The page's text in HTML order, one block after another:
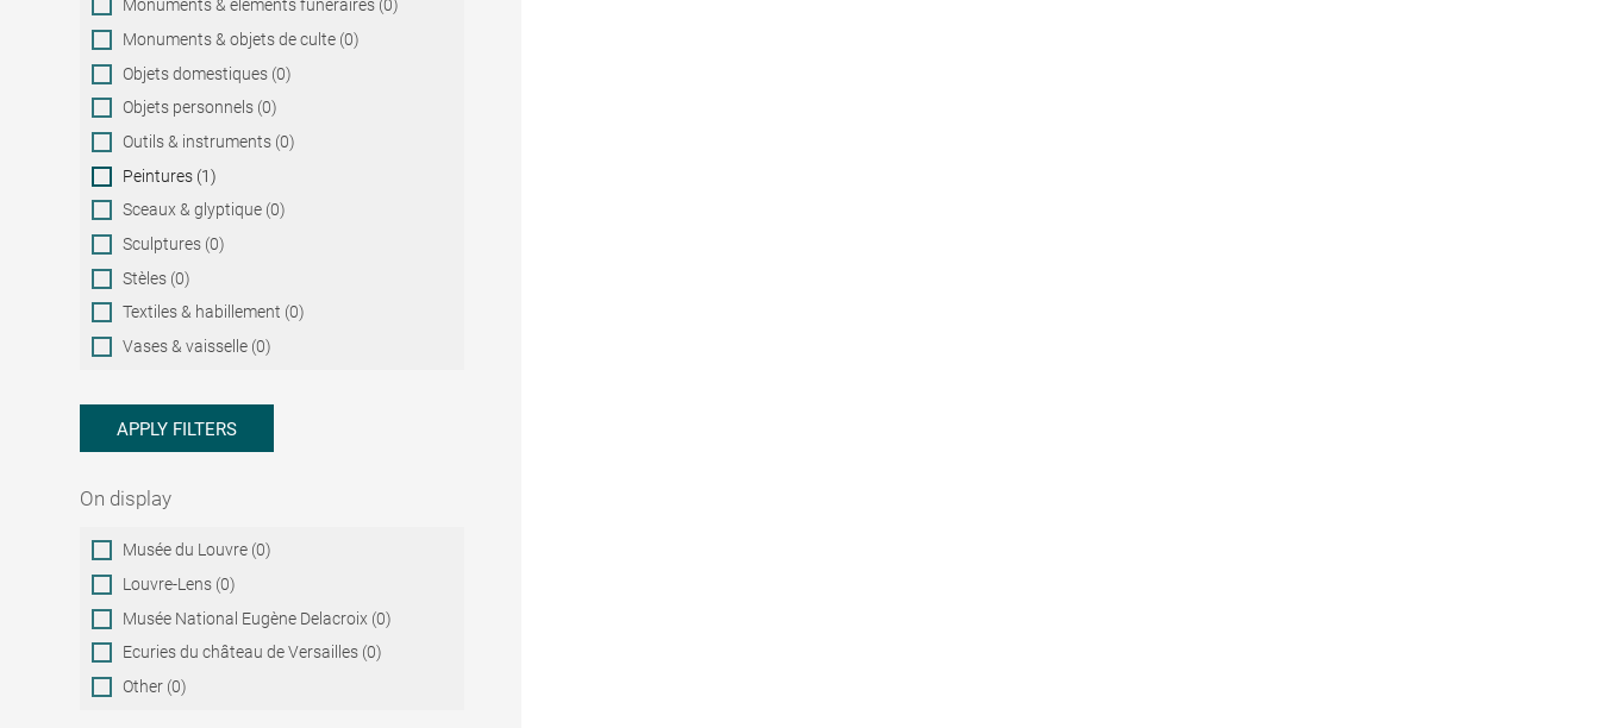
Monuments & éléments funéraires (0)
Monuments & objets de culte (0)
Objets domestiques (0)
Objets personnels (0)
Outils & instruments (0)
Peintures (1)
Sceaux & glyptique (0)
Sculptures (0)
Stèles (0)
Textiles & habillement (0)
Vases & vaisselle (0)
APPLY FILTERS
On display
On
display
Musée du Louvre (0)
Louvre-Lens (0)
Musée National Eugène Delacroix (0)
Ecuries du château de Versailles (0)
Other (0)